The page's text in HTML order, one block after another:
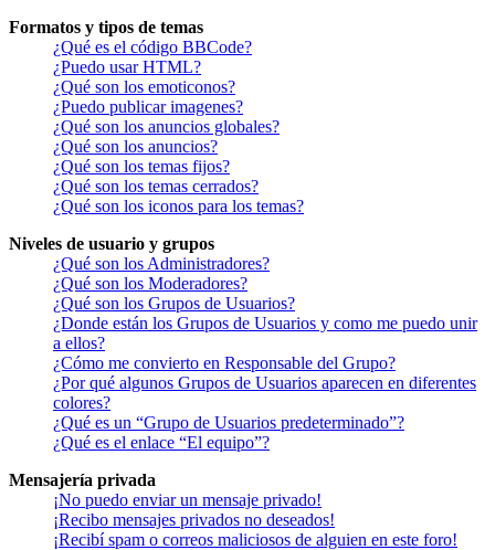
Formatos y tipos de temas
¿Qué es el código BBCode?
¿Puedo usar HTML?
¿Qué son los emoticonos?
¿Puedo publicar imagenes?
¿Qué son los anuncios globales?
¿Qué son los anuncios?
¿Qué son los temas fijos?
¿Qué son los temas cerrados?
¿Qué son los iconos para los temas?
Niveles de usuario y grupos
¿Qué son los Administradores?
¿Qué son los Moderadores?
¿Qué son los Grupos de Usuarios?
¿Donde están los Grupos de Usuarios y como me puedo unir
a ellos?
¿Cómo me convierto en Responsable del Grupo?
¿Por qué algunos Grupos de Usuarios aparecen en diferentes
colores?
¿Qué es un “Grupo de Usuarios predeterminado”?
¿Qué es el enlace “El equipo”?
Mensajería privada
¡No puedo enviar un mensaje privado!
¡Recibo mensajes privados no deseados!
¡Recibí spam o correos maliciosos de alguien en este foro!